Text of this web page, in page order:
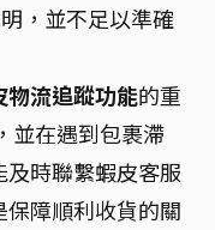
，並不足以準確
物流追蹤功能的重
並在遇到包裹滯
時聯繫蝦皮客服
障順利收貨的關